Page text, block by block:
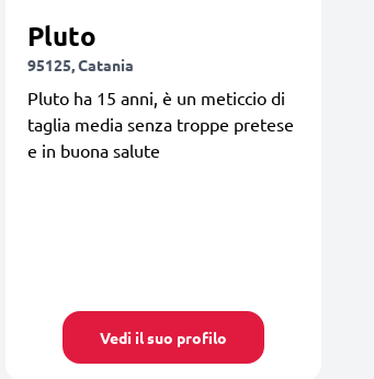
Pluto
95125, Catania
Pluto ha 15 anni, è un meticcio di
taglia media senza troppe pretese
e in buona salute
Vedi il suo profilo